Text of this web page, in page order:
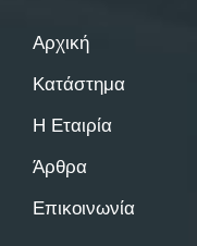
Αρχική
Κατάστημα
Η Εταιρία
Άρθρα
Επικοινωνία